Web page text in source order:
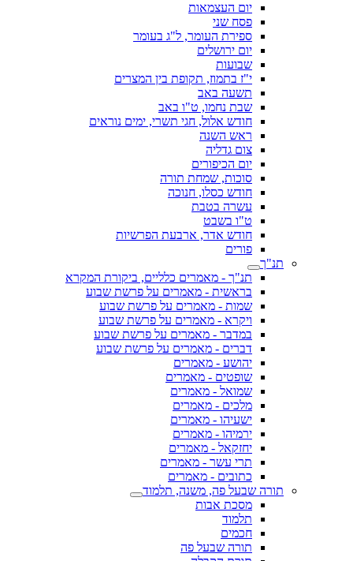
יום העצמאות
פסח שני
ספירת העומר, ל"ג בעומר
יום ירושלים
שבועות
י"ז בתמוז, תקופת בין המצרים
תשעה באב
שבת נחמו, ט"ו באב
חודש אלול, חגי תשרי, ימים נוראים
ראש השנה
צום גדליה
יום הכיפורים
סוכות, שמחת תורה
חודש כסלו, חנוכה
עשרה בטבת
ט"ו בשבט
חודש אדר, ארבעת הפרשיות
פורים
תנ"ך
תנ"ך - מאמרים כלליים, ביקורת המקרא
בראשית - מאמרים על פרשת שבוע
שמות - מאמרים על פרשת שבוע
ויקרא - מאמרים על פרשת שבוע
במדבר - מאמרים על פרשת שבוע
דברים - מאמרים על פרשת שבוע
יהושע - מאמרים
שופטים - מאמרים
שמואל - מאמרים
מלכים - מאמרים
ישעיהו - מאמרים
ירמיהו - מאמרים
יחזקאל - מאמרים
תרי עשר - מאמרים
כתובים - מאמרים
תורה שבעל פה, משנה, תלמוד
מסכת אבות
תלמוד
חכמים
תורה שבעל פה